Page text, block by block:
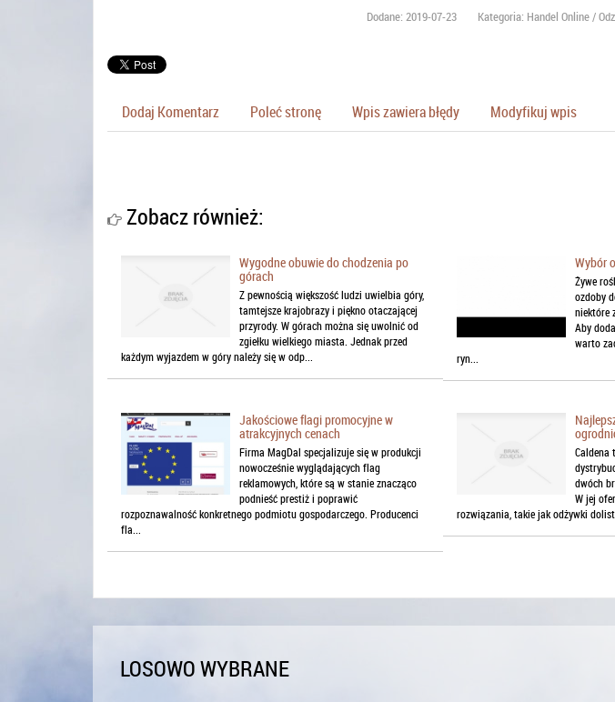
Dodane: 2019-07-23 Kategoria: Handel Online /
Dodaj Komentarz Poleć stronę Wpis zawiera błędy Modyfikuj wpis
Zobacz również:
Wygodne obuwie do chodzenia po
górach
Z pewnością większość ludzi uwielbia góry,
tamtejsze krajobrazy i piękno otaczającej
przyrody. W górach można się uwolnić od
zgiełku wielkiego miasta. Jednak przed
każdym wyjazdem w góry należy się w odp...
Wybór
Żywe
ozdoby
niektóre
Aby
warto
ryn...
Jakościowe flagi promocyjne w
atrakcyjnych cenach
Firma MagDal specjalizuje się w produkcji
nowocześnie wyglądających flag
reklamowych, które są w stanie znacząco
podnieść prestiż i poprawić
rozpoznawalność konkretnego podmiotu gospodarczego. Producenci
fla...
Caldena
dwóch
W jej
rozwiązania, takie jak odżywki
LOSOWO WYBRANE